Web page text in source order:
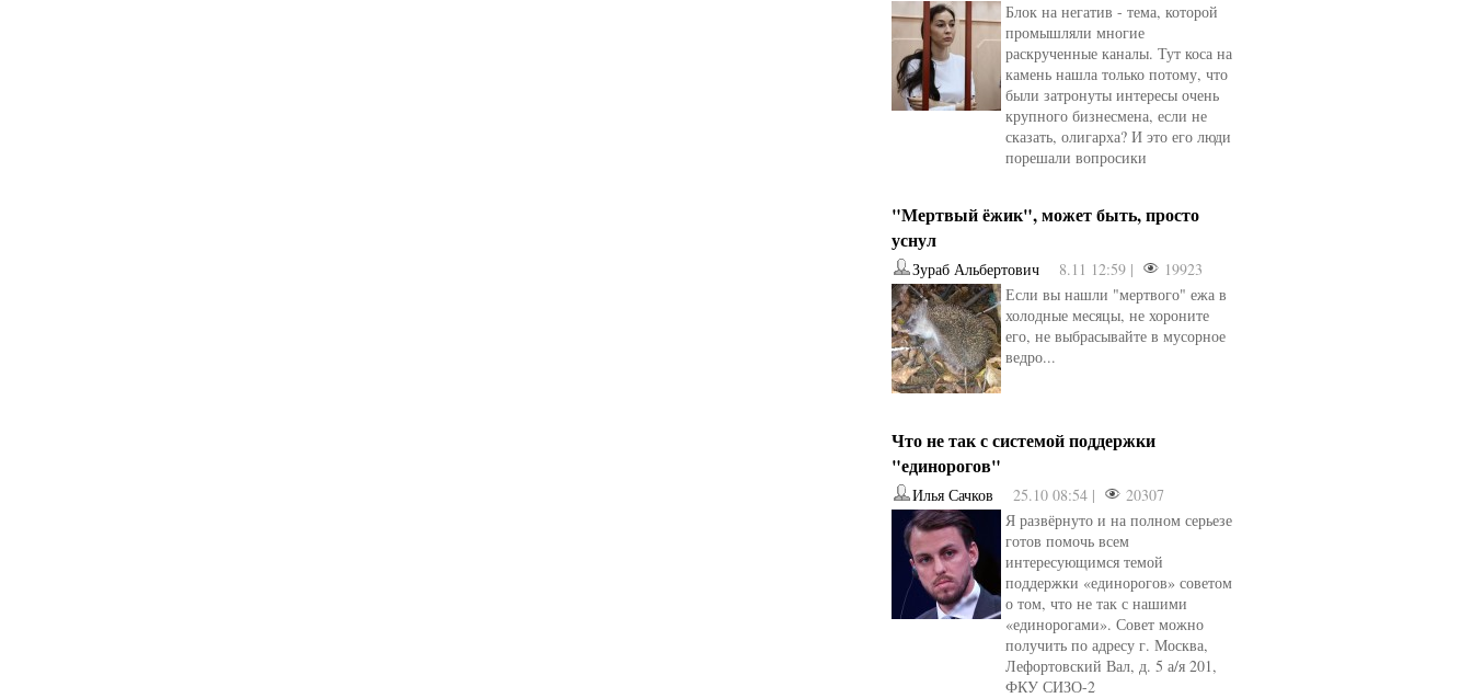
Блок на негатив - тема, которой
промышляли многие
раскрученные каналы. Тут коса на
камень нашла только потому, что
были затронуты интересы очень
крупного бизнесмена, если не
сказать, олигарха? И это его люди
порешали вопросики
"Мертвый ёжик", может быть, просто
уснул
Зураб Альбертович 8.11 12:59 |
19923
Если вы нашли "мертвого" ежа в
холодные месяцы, не хороните
его, не выбрасывайте в мусорное
ведро...
Что не так с системой поддержки
"единорогов"
Илья Сачков 25.10 08:54 |
20307
Я развёрнуто и на полном серьезе
готов помочь всем
интересующимся темой
поддержки «единорогов» советом
о том, что не так с нашими
«единорогами». Совет можно
получить по адресу г. Москва,
Лефортовский Вал, д. 5 а/я 201,
ФКУ СИЗО-2